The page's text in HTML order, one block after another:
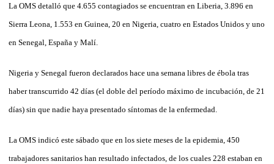
La OMS detalló que 4.655 contagiados se encuentran en Liberia, 3.896 en
Sierra Leona, 1.553 en Guinea, 20 en Nigeria, cuatro en Estados Unidos y uno
en Senegal, España y Malí.
Nigeria y Senegal fueron declarados hace una semana libres de ébola tras
haber transcurrido 42 días (el doble del período máximo de incubación, de 21
días) sin que nadie haya presentado síntomas de la enfermedad.
La OMS indicó este sábado que en los siete meses de la epidemia, 450
trabajadores sanitarios han resultado infectados, de los cuales 228 estaban en